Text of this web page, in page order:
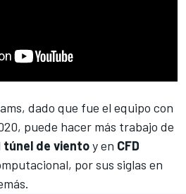
, dado que fue el equipo con
puede hacer más trabajo de
túnel de vientoy en CFD
por sus siglas en